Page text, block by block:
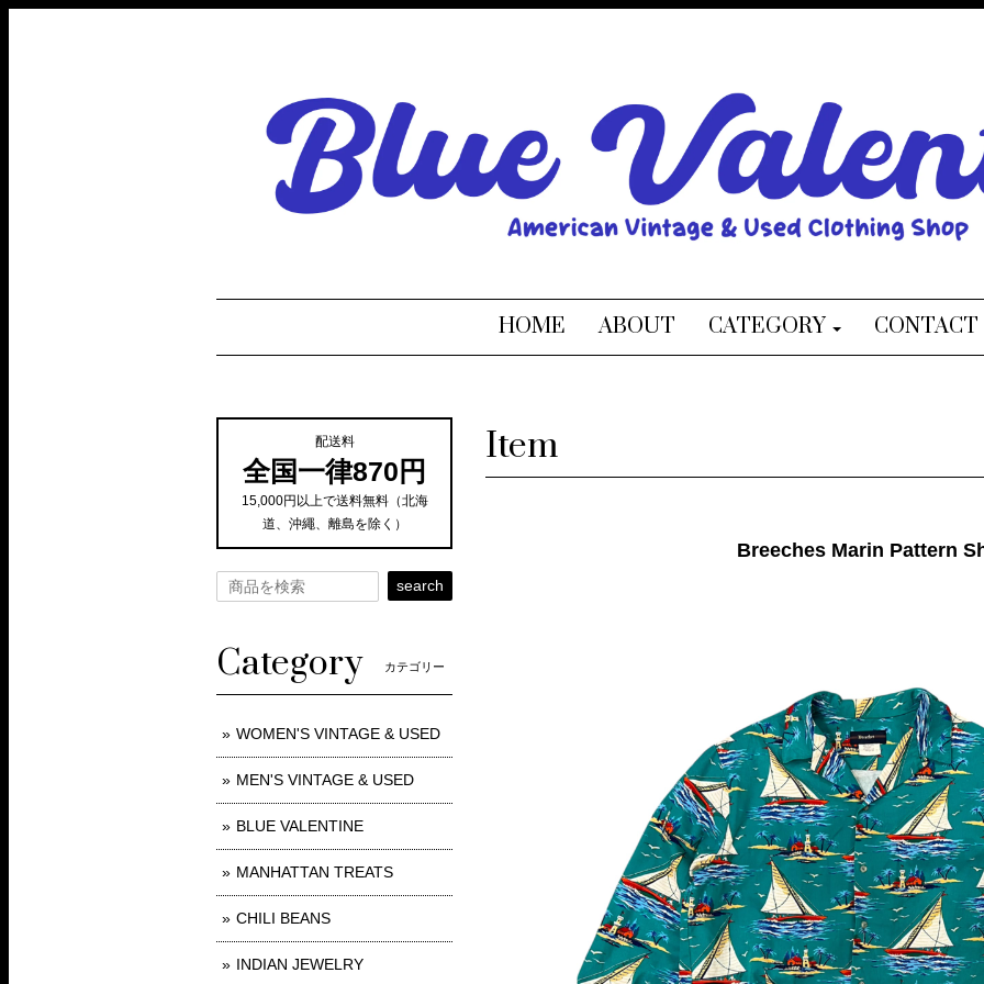
HOME ABOUT CATEGORY CONTACT
Item
Breeches Marin Pattern
配送料
全国一律870円
15,000円以上で送料無料（北海
道、沖繩、離島を除く）
search
Category カテゴリー
WOMEN'S VINTAGE & USED
MEN'S VINTAGE & USED
BLUE VALENTINE
MANHATTAN TREATS
CHILI BEANS
INDIAN JEWELRY